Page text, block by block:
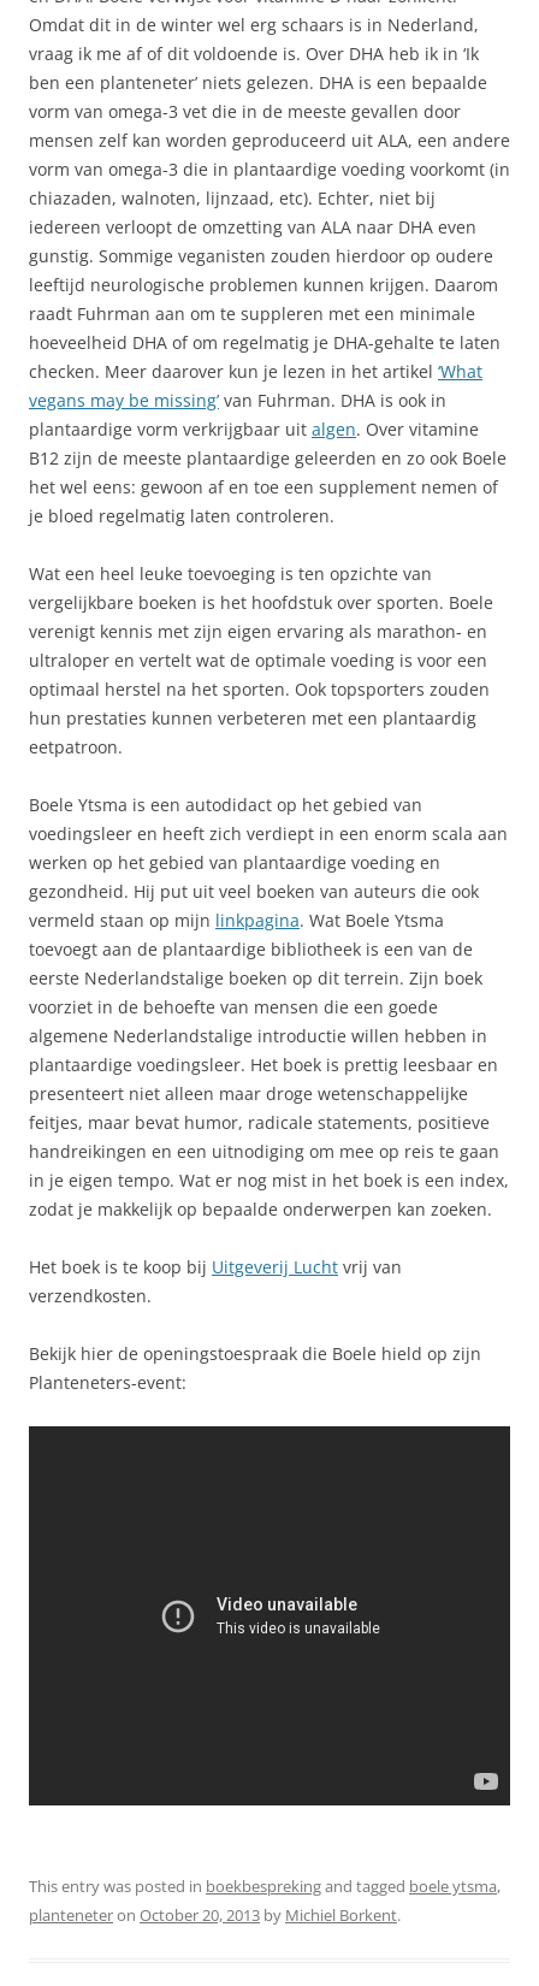
Omdat dit in de winter wel erg schaars is in Nederland,
vraag ik me af of dit voldoende is. Over DHA heb ik in ‘Ik
ben een planteneter’ niets gelezen. DHA is een bepaalde
vorm van omega-3 vet die in de meeste gevallen door
mensen zelf kan worden geproduceerd uit ALA, een andere
vorm van omega-3 die in plantaardige voeding voorkomt (in
chiazaden, walnoten, lijnzaad, etc). Echter, niet bij
iedereen verloopt de omzetting van ALA naar DHA even
gunstig. Sommige veganisten zouden hierdoor op oudere
leeftijd neurologische problemen kunnen krijgen. Daarom
raadt Fuhrman aan om te suppleren met een minimale
hoeveelheid DHA of om regelmatig je DHA-gehalte te laten
checken. Meer daarover kun je lezen in het artikel ‘What
vegans may be missing’ van Fuhrman. DHA is ook in
plantaardige vorm verkrijgbaar uit algen. Over vitamine
B12 zijn de meeste plantaardige geleerden en zo ook Boele
het wel eens: gewoon af en toe een supplement nemen of
je bloed regelmatig laten controleren.
Wat een heel leuke toevoeging is ten opzichte van
vergelijkbare boeken is het hoofdstuk over sporten. Boele
verenigt kennis met zijn eigen ervaring als marathon- en
ultraloper en vertelt wat de optimale voeding is voor een
optimaal herstel na het sporten. Ook topsporters zouden
hun prestaties kunnen verbeteren met een plantaardig
eetpatroon.
Boele Ytsma is een autodidact op het gebied van
voedingsleer en heeft zich verdiept in een enorm scala aan
werken op het gebied van plantaardige voeding en
gezondheid. Hij put uit veel boeken van auteurs die ook
vermeld staan op mijn linkpagina. Wat Boele Ytsma
toevoegt aan de plantaardige bibliotheek is een van de
eerste Nederlandstalige boeken op dit terrein. Zijn boek
voorziet in de behoefte van mensen die een goede
algemene Nederlandstalige introductie willen hebben in
plantaardige voedingsleer. Het boek is prettig leesbaar en
presenteert niet alleen maar droge wetenschappelijke
feitjes, maar bevat humor, radicale statements, positieve
handreikingen en een uitnodiging om mee op reis te gaan
in je eigen tempo. Wat er nog mist in het boek is een index,
zodat je makkelijk op bepaalde onderwerpen kan zoeken.
Het boek is te koop bij Uitgeverij Lucht vrij van
verzendkosten.
Bekijk hier de openingstoespraak die Boele hield op zijn
Planteneters-event:
This entry was posted in boekbesprekingand tagged boele ytsma,
planteneteron October 20, 2013 by Michiel Borkent.